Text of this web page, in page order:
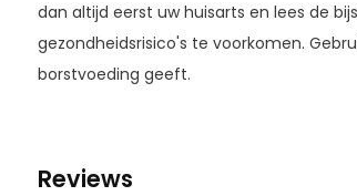
dan altijd eerst uw huisarts en lees de
gezondheidsrisico's te voorkomen.
borstvoeding geeft.
Reviews